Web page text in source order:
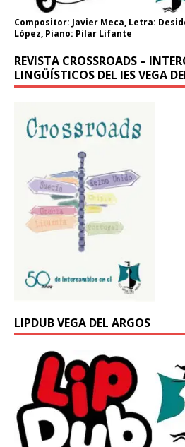
Compositor: Javier Meca, Letra:
López, Piano: Pilar Lifante
REVISTA CROSSROADS –
LINGÜÍSTICOS DEL IES VEGA
LIPDUB VEGA DEL ARGOS